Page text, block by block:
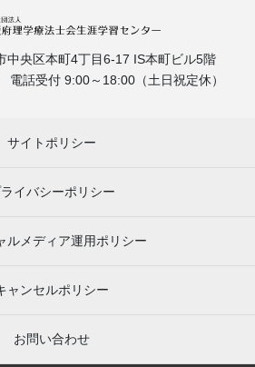
中央区本町4丁目6-17 IS本町ビル5階
電話受付 9:00～18:00（土日祝定休）
サイトポリシー
イバシーポリシー
ルメディア運用ポリシー
ャンセルポリシー
お問い合わせ